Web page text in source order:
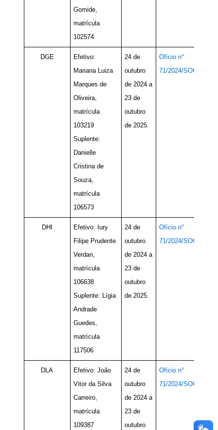
Gomide,
matrícula
102574
DGE
Efetivo:
Mariana Luiza
Marques de
Oliveira,
matrícula
103219
Suplente:
Danielle
Cristina de
Souza​,
matrícula
106573
24 de
outubro
de 2024 a
23 de
outubro
de 2025.
Ofício n°
71/2024/SOC
DHI
Efetivo: Iury
Filipe Prudente
Verdan,
matrícula
106638
Suplente: Lígia
Andrade
Guedes,
matrícula
117506
24 de
outubro
de 2024 a
23 de
outubro
de 2025.
Ofício n°
71/2024/SOC
DLA
Efetivo: João
Vitor da Silva
Carreiro,
matrícula
109387
24 de
outubro
de 2024 a
23 de
outubro
Ofício n°
71/2024/SOC